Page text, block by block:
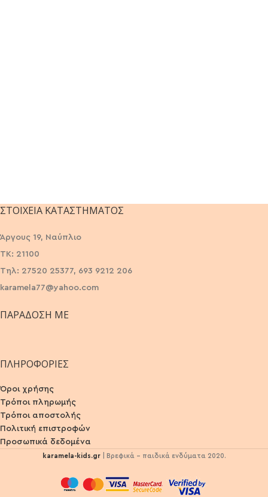
ΣΤΟΙΧΕΊΑ ΚΑΤΑΣΤΉΜΑΤΟΣ
Άργους 19, Ναύπλιο
ΤΚ: 21100
Τηλ: 27520 25377, 693 9212 206
karamela77@yahoo.com
ΠΑΡΆΔΟΣΗ ΜΕ
ΠΛΗΡΟΦΟΡΙΕΣ
Όροι χρήσης
Τρόποι πληρωμής
Τρόποι αποστολής
Πολιτική επιστροφών
Προσωπικά δεδομένα
karamela-kids.gr | Βρεφικά - παιδικά ενδύματα 2020.